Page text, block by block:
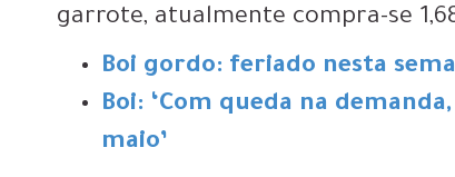
garrote, atualmente compra-se
Boi gordo: feriado nesta
Boi: ‘Com queda na
maio’